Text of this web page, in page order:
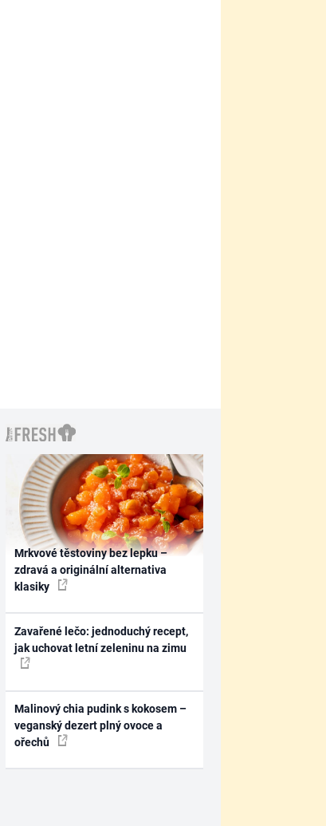
Mrkvové těstoviny bez lepku –
zdravá a originální alternativa
klasiky
Zavařené lečo: jednoduchý recept,
jak uchovat letní zeleninu na zimu
Malinový chia pudink s kokosem –
veganský dezert plný ovoce a
ořechů